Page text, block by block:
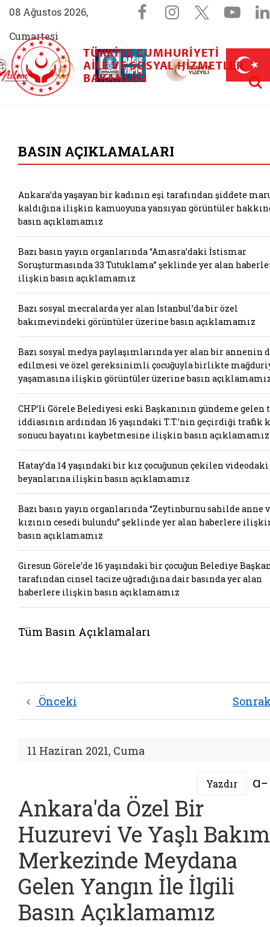
08 Ağustos 2026,
Cumartesi
Sosyal
Facebook
Instagram
X
Aile (yeni sekmede açılır)
AİLEM İletişim Merkezi (yeni sekmede açılır)
Aile ve Nüfus On Yılı (yeni sekmede açılır)
Darülaceze bağış sayfası (yeni
TÜRKIYE CUMHURIYETI
AILE VE SOSYAL HIZMETLER
BAKANLIĞI
BASIN AÇIKLAMALARI
Ankara’da yaşayan bir kadının eşi tarafından şiddete
kaldığına ilişkin kamuoyuna yansıyan görüntüler
basın açıklamamız
Bazı basın yayın organlarında “Amasra’daki İstismar
Soruşturmasında 33 Tutuklama” şeklinde yer alan
ilişkin basın açıklamamız
Bazı sosyal mecralarda yer alan İstanbul’da bir özel
bakımevindeki görüntüler üzerine basın açıklamamız
Bazı sosyal medya paylaşımlarında yer alan bir annenin
edilmesi ve özel gereksinimli çocuğuyla birlikte
yaşamasına ilişkin görüntüler üzerine basın
CHP’li Görele Belediyesi eski Başkanının gündeme gelen
iddiasının ardından 16 yaşındaki T.T.’nin geçirdiği trafik
sonucu hayatını kaybetmesine ilişkin basın açıklamamız
Hatay’da 14 yaşındaki bir kız çocuğunun çekilen videodaki
beyanlarına ilişkin basın açıklamamız
Bazı basın yayın organlarında “Zeytinburnu sahilde anne
kızının cesedi bulundu” şeklinde yer alan haberlere
basın açıklamamız
Giresun Görele’de 16 yaşındaki bir çocuğun Belediye
tarafından cinsel tacize uğradığına dair basında yer alan
haberlere ilişkin basın açıklamamız
Tüm Basın Açıklamaları
Önceki
11 Haziran 2021, Cuma
Yazdır
Ankara'da Özel Bir
Huzurevi Ve Yaşlı Bakım
Merkezinde Meydana
Gelen Yangın İle İlgili
Basın Açıklamamız